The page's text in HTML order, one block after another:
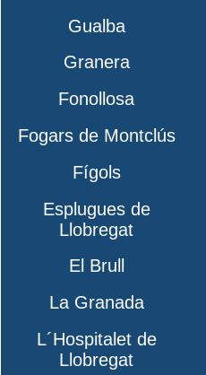
Gualba
Granera
Fonollosa
Fogars de Montclús
Fígols
Esplugues de
Llobregat
El Brull
La Granada
L´Hospitalet de
Llobregat